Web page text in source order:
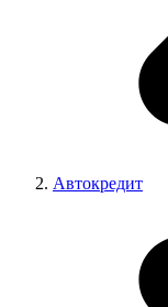
Автокредит